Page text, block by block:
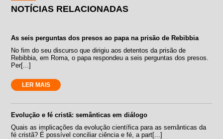
NOTÍCIAS RELACIONADAS
As seis perguntas dos presos ao papa na prisão de Rebibbia
No fim do seu discurso que dirigiu aos detentos da prisão de
Rebibbia, em Roma, o papa respondeu a seis perguntas dos presos.
Per[...]
LER MAIS
Evolução e fé cristã: semânticas em diálogo
Quais as implicações da evolução científica para as semânticas da
fé cristã? É possível conciliar ciência e fé, a part[...]